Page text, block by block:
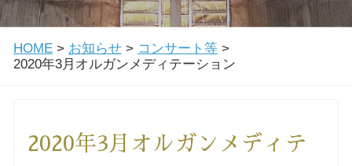
関口教会について
教会学校・中高生会
洗礼を希望される方
HOME> お知らせ> コンサート等>
2020年3月オルガンメディテーション
2020年3月オルガンメディテ